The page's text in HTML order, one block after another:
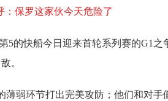
：保罗这家伙今天危险了
5的快船今日迎来首轮系列赛的G1 之
。
弱环节打出完美攻防；他们和对手